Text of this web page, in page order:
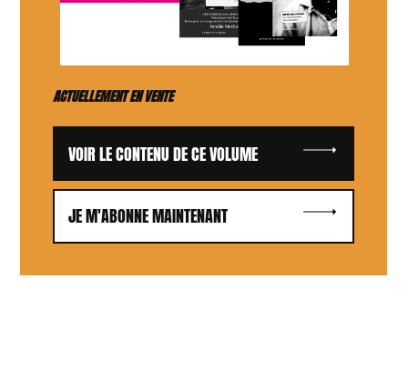
ACTUELLEMENT EN VENTE
VOIR LE CONTENU DE CE VOLUME
JE M'ABONNE MAINTENANT